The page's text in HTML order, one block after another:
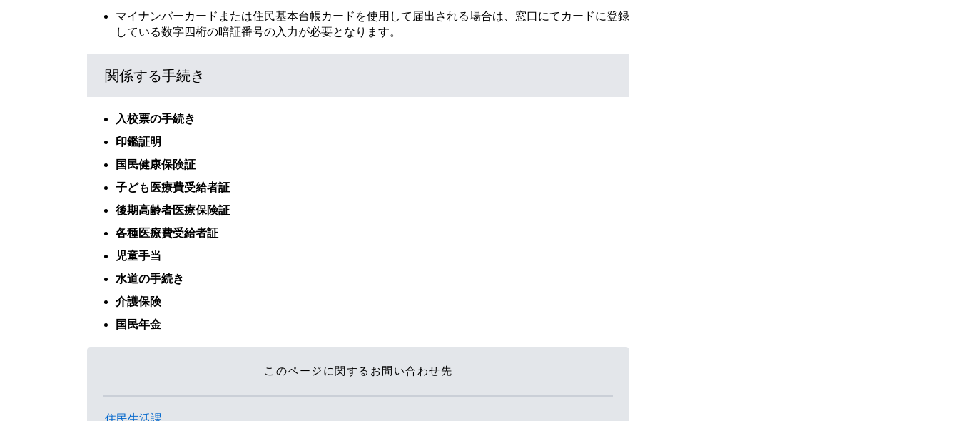
マイナンバーカードまたは住民基本台帳カードを使用して届出される場合は、窓口にてカードに登録
している数字四桁の暗証番号の入力が必要となります。
関係する手続き
入校票の手続き
印鑑証明
国民健康保険証
子ども医療費受給者証
後期高齢者医療保険証
各種医療費受給者証
児童手当
水道の手続き
介護保険
国民年金
このページに関するお問い合わせ先
住民生活課